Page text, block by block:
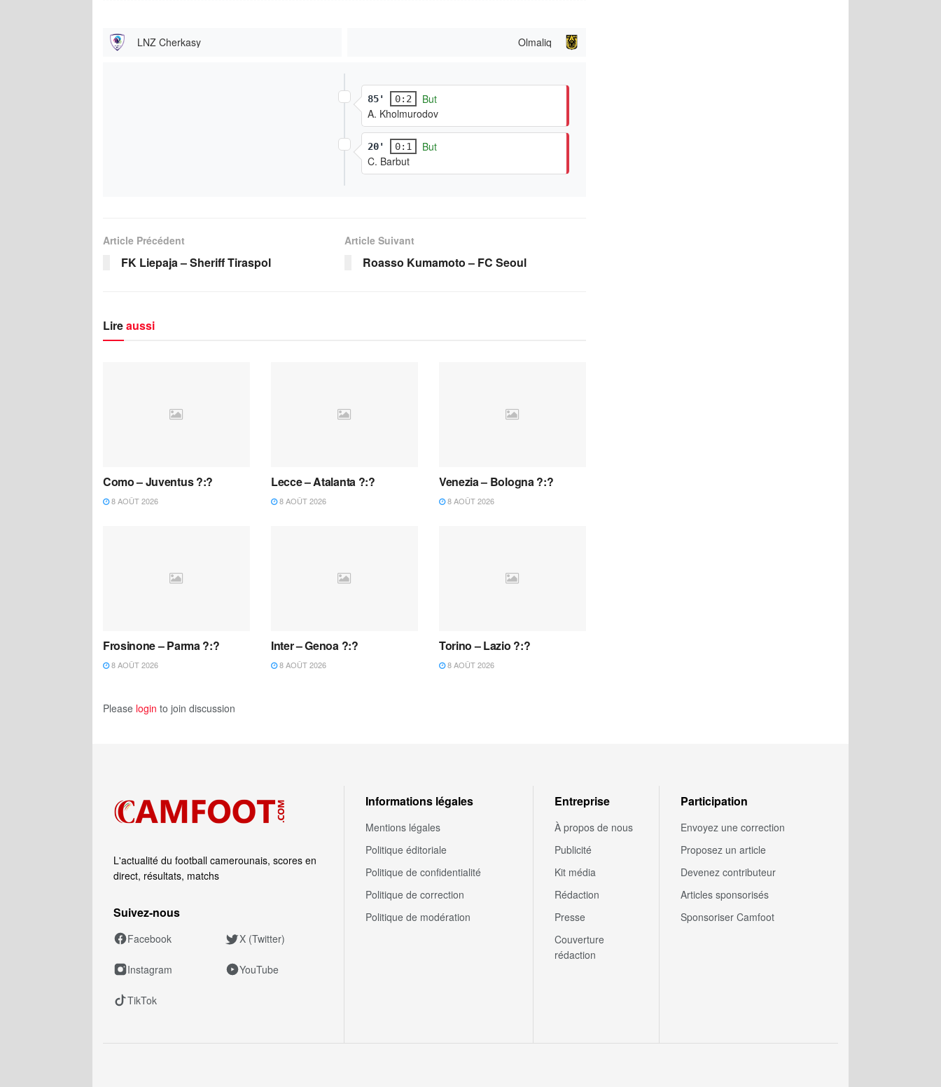
LNZ Cherkasy Olmaliq
85' 0:2
But
A. Kholmurodov
20' 0:1
But
C. Barbut
Article Précédent
FK Liepaja – Sheriff Tiraspol
Article Suivant
Roasso Kumamoto – FC Seoul
Lireaussi
Como – Juventus ?:?
8 AOÛT 2026
Lecce – Atalanta ?:?
8 AOÛT 2026
Venezia – Bologna ?:?
8 AOÛT 2026
Frosinone – Parma ?:?
8 AOÛT 2026
Inter – Genoa ?:?
8 AOÛT 2026
Torino – Lazio ?:?
8 AOÛT 2026
Please login to join discussion
L'actualité du football camerounais, scores en
direct, résultats, matchs
Suivez‑nous
Facebook X (Twitter)
Instagram YouTube
TikTok
Informations légales
Mentions légales
Politique éditoriale
Politique de confidentialité
Politique de correction
Politique de modération
Entreprise
À propos de nous
Publicité
Kit média
Rédaction
Presse
Couverture
rédaction
Participation
Envoyez une correction
Proposez un article
Devenez contributeur
Articles sponsorisés
Sponsoriser Camfoot